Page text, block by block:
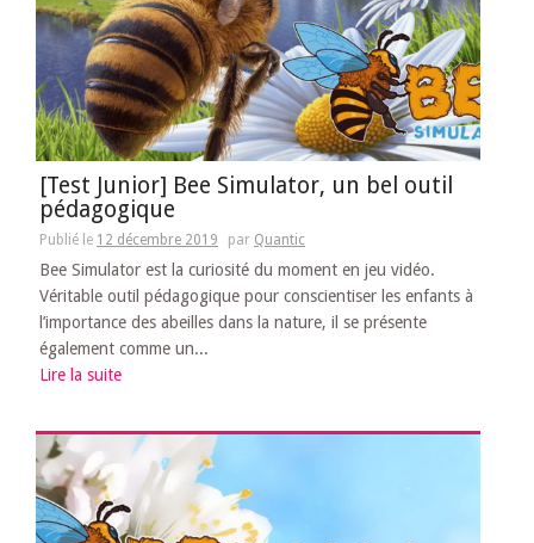
[Test Junior] Bee Simulator, un bel outil
pédagogique
Publié le 12 décembre 2019 par Quantic
Bee Simulator est la curiosité du moment en jeu vidéo.
Véritable outil pédagogique pour conscientiser les enfants à
l’importance des abeilles dans la nature, il se présente
également comme un...
Lire la suite